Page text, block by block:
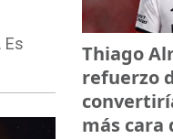
Es
Thiago
refuerzo
más cara